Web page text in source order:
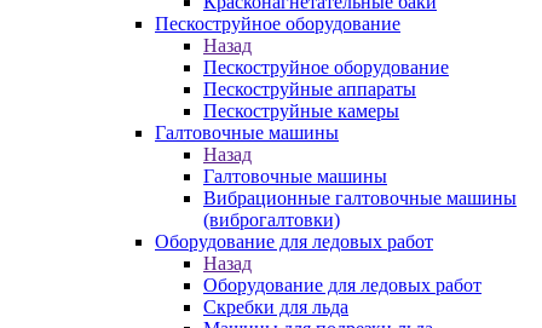
Пескоструйное оборудование
Назад
Пескоструйное оборудование
Пескоструйные аппараты
Пескоструйные камеры
Галтовочные машины
Назад
Галтовочные машины
Вибрационные галтовочные машины
(виброгалтовки)
Оборудование для ледовых работ
Назад
Оборудование для ледовых работ
Скребки для льда